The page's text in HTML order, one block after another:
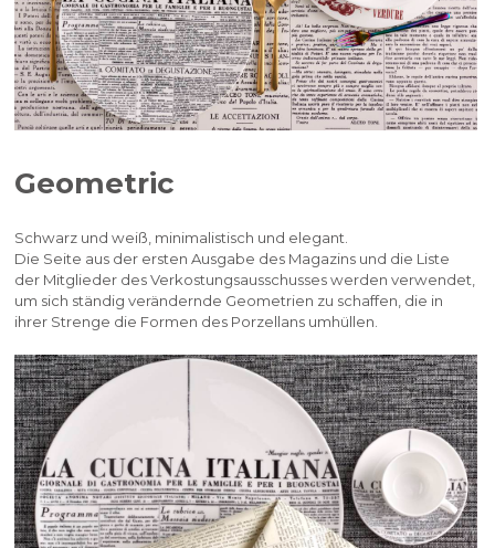
Geometric
Schwarz und weiß, minimalistisch und elegant.
Die Seite aus der ersten Ausgabe des Magazins und die Liste
der Mitglieder des Verkostungsausschusses werden verwendet,
um sich ständig verändernde Geometrien zu schaffen, die in
ihrer Strenge die Formen des Porzellans umhüllen.